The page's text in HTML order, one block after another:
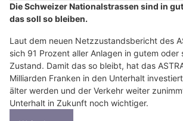
Die Schweizer Nationalstrassen sind in
das soll so bleiben.
Laut dem neuen Netzzustandsbericht des
sich 91 Prozent aller Anlagen in gutem oder
Zustand. Damit das so bleibt, hat das
Milliarden Franken in den Unterhalt
älter werden und der Verkehr weiter
Unterhalt in Zukunft noch wichtiger.